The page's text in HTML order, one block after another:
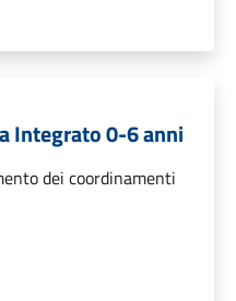
Integrato 0-6 anni
dei coordinamenti